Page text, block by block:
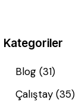
Kategoriler
Blog (31)
Çalıştay (35)